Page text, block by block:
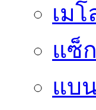
เม
แซ็
แบ